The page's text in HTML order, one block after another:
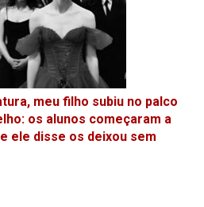
meu filho subiu no palco
os alunos começaram a
ele disse os deixou sem